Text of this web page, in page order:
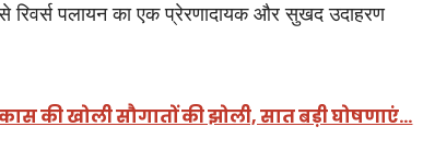
इसे रिवर्स पलायन का एक प्रेरणादायक और सुखद उदाहरण
की खोली सौगातों की झोली, सात बड़ी घोषणाएं…